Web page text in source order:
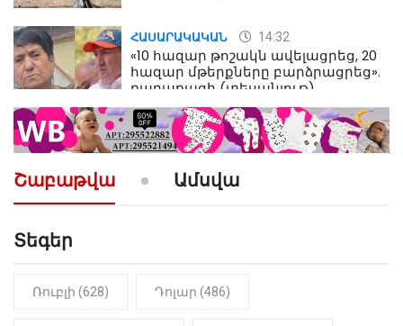
ՀԱՍԱՐԱԿԱԿԱՆ 14:32
«10 հազար թոշակն ավելացրեց, 20
հազար մթերքները բարձրացրեց».
քաղաքացի (տեսանյութ)
ՔԱՂԱՔԱԿԱՆ 10:52
«Լեզվիդ տալու փոխարեն
արտաբերիր այս երկու
նախադասությունը»․ Իշխան
Նիկոլ Փաշինյան
Շաբաթվա Ամսվա
Տեգեր
Ռուբլի (628) Դոլար (486)